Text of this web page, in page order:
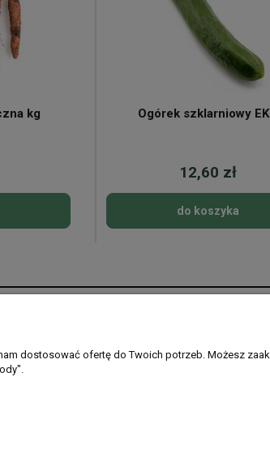
kg Ogórek szklarniowy
12,60 zł
do koszyka
płatności
dostarczamy
Regulamin sklepu
dostosować ofertę do Twoich potrzeb. Możesz